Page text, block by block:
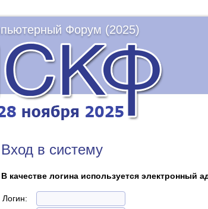
Форум (2025)
Вход в систему
В качестве логина используется электронный
Логин: